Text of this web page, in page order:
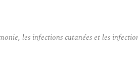
les infections cutanées et les